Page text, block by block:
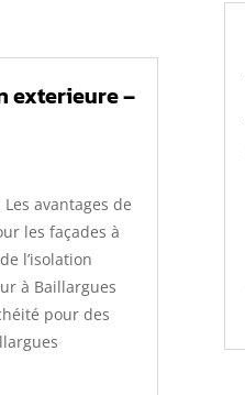
exterieure –
avantages de
les façades à
l’isolation
à Baillargues
pour des